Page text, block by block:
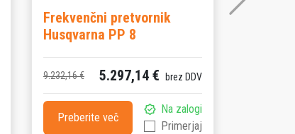
Frekvenčni pretvornik
Husqvarna PP 8
9.232,16 € 5.297,14 € brez DDV
Preberite več
Na zalogi
Primerjaj